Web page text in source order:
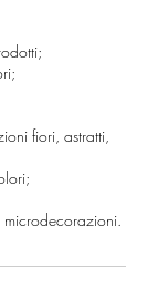
fiori, astratti,